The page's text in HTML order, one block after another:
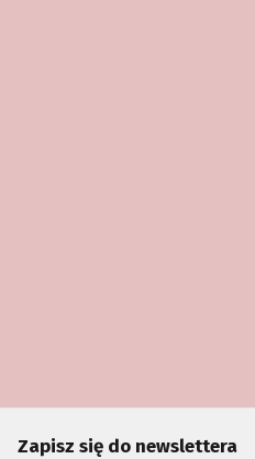
Zapisz się do newslettera